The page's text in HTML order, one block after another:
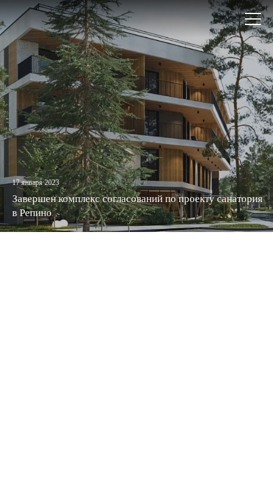
+7
(812)
579-
55-
81
меню
17 января 2023
Завершен комплекс согласований по проекту санатория
в Репино